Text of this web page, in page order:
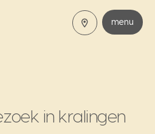
menu
in kralingen